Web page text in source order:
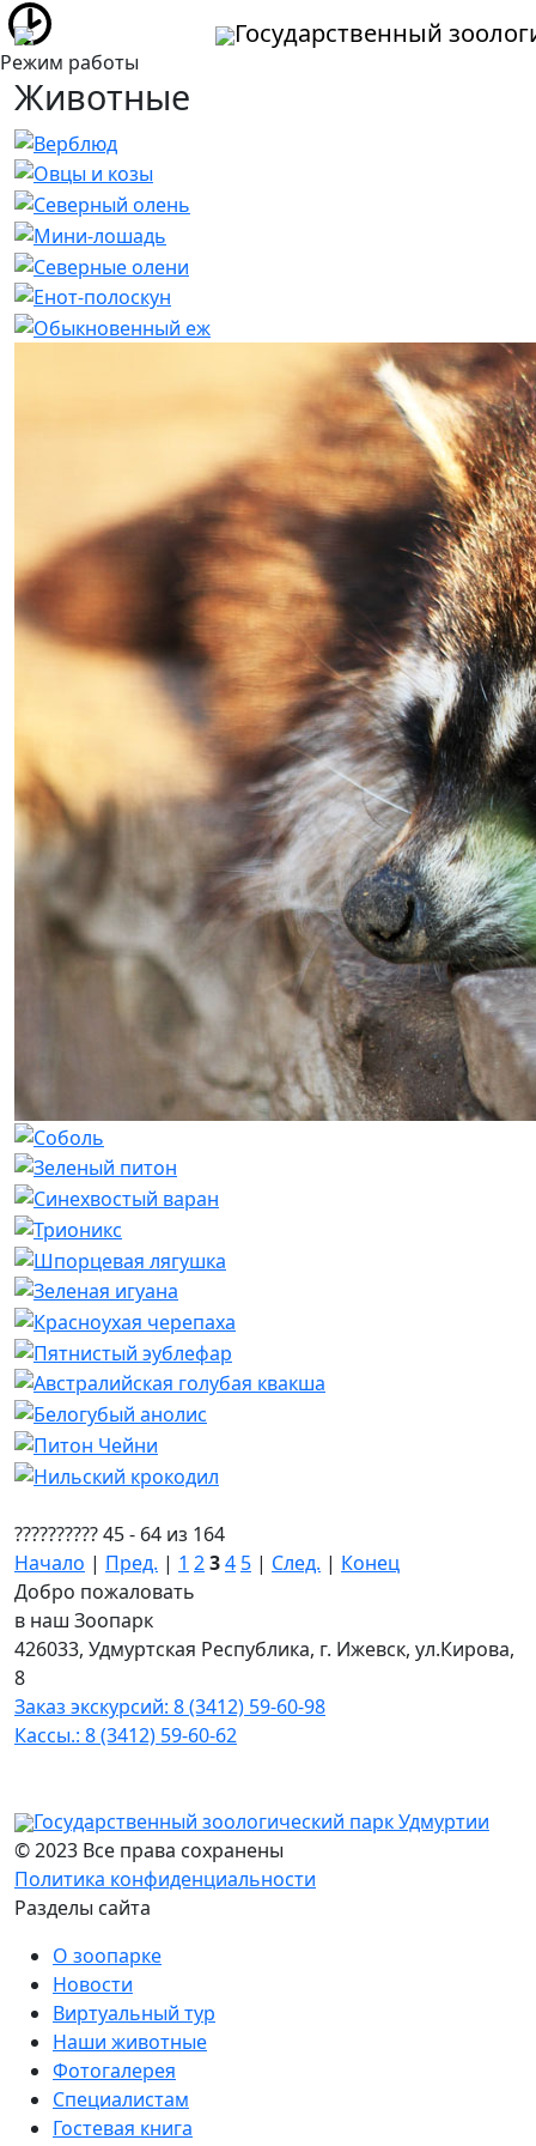
Государственный
Режим работы
Животные
?????????? 45 - 64 из 164
Начало | Пред. | 1 234 5 | След. | Конец
Добро пожаловать
в наш Зоопарк
426033, Удмуртская Республика, г. Ижевск, ул.Кирова,
8
Заказ экскурсий: 8 (3412) 59-60-98
Кассы.: 8 (3412) 59-60-62
Государственный зоологический парк Удмуртии
© 2023 Все права сохранены
Политика конфиденциальности
Разделы сайта
О зоопарке
Новости
Виртуальный тур
Наши животные
Фотогалерея
Специалистам
Гостевая книга